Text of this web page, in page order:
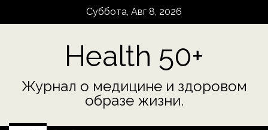
Суббота, Авг 8, 2026
Health 50+
Журнал о медицине и здоровом
образе жизни.